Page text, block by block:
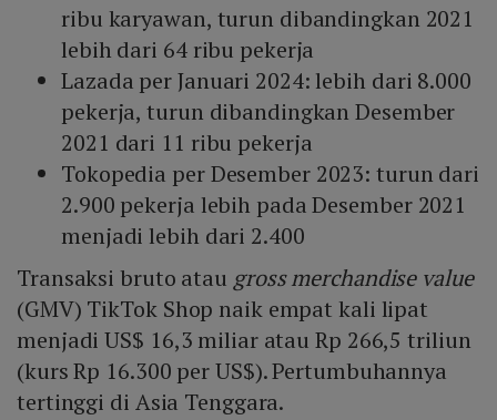
ribu karyawan, turun dibandingkan 2021
lebih dari 64 ribu pekerja
Lazada per Januari 2024: lebih dari 8.000
pekerja, turun dibandingkan Desember
2021 dari 11 ribu pekerja
Tokopedia per Desember 2023: turun dari
2.900 pekerja lebih pada Desember 2021
menjadi lebih dari 2.400
Transaksi bruto atau gross merchandise value
(GMV) TikTok Shop naik empat kali lipat
menjadi US$ 16,3 miliar atau Rp 266,5 triliun
(kurs Rp 16.300 per US$). Pertumbuhannya
tertinggi di Asia Tenggara.